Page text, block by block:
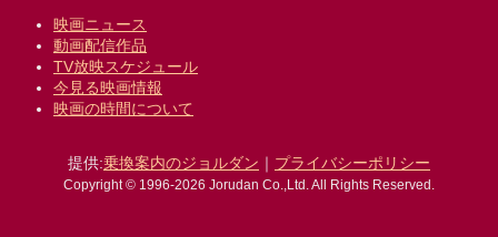
映画ニュース
動画配信作品
TV放映スケジュール
今見る映画情報
映画の時間について
提供:乗換案内のジョルダン ｜ プライバシーポリシー
Copyright © 1996-2026 Jorudan Co.,Ltd. All Rights Reserved.